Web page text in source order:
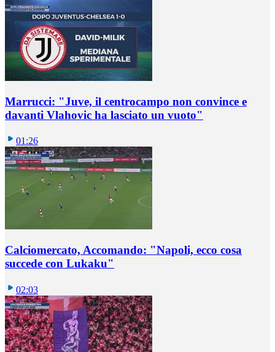
Marrucci: "Juve, il centrocampo non convince e
davanti Vlahovic ha lasciato un vuoto"
01:26
Calciomercato, Accomando: "Napoli, ecco cosa
succede con Lukaku"
02:03